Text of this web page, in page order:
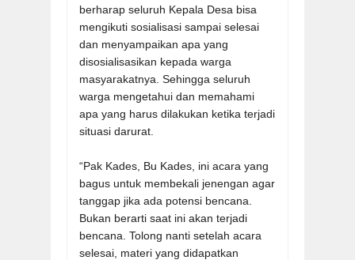
berharap seluruh Kepala Desa bisa
mengikuti sosialisasi sampai selesai
dan menyampaikan apa yang
disosialisasikan kepada warga
masyarakatnya. Sehingga seluruh
warga mengetahui dan memahami
apa yang harus dilakukan ketika terjadi
situasi darurat.
“Pak Kades, Bu Kades, ini acara yang
bagus untuk membekali jenengan agar
tanggap jika ada potensi bencana.
Bukan berarti saat ini akan terjadi
bencana. Tolong nanti setelah acara
selesai, materi yang didapatkan